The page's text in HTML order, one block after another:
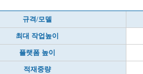
규격/모델
최대 작업높이
플랫폼 높이
적재중량